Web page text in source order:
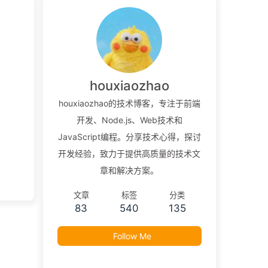
houxiaozhao
houxiaozhao的技术博客，专注于前端
开发、Node.js、Web技术和
JavaScript编程。分享技术心得，探讨
开发经验，致力于提供高质量的技术文
章和解决方案。
文章
83
标签
540
分类
135
Follow Me